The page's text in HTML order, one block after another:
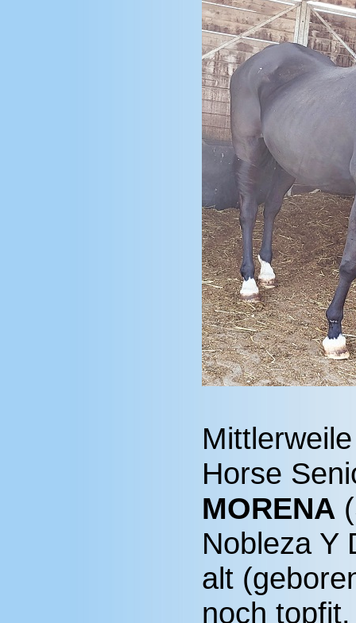
Horse
MORENA
Nobleza Y
alt
noch topfit.